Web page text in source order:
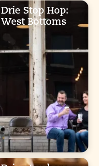
Drie Stop Hop:
West Bottoms